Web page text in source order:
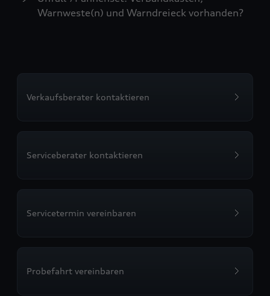
Warnweste(n) und Warndreieck vorhanden?
Verkaufsberater kontaktieren
Serviceberater kontaktieren
Servicetermin vereinbaren
Probefahrt vereinbaren